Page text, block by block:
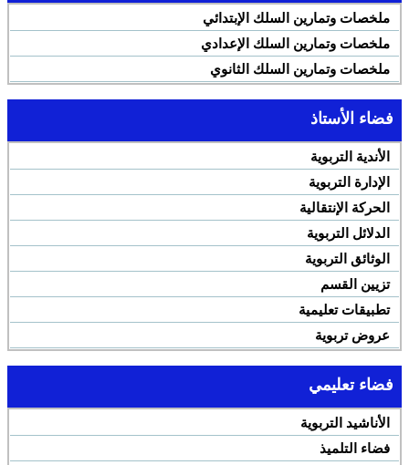
ملخصات وتمارين السلك الإبتدائي
ملخصات وتمارين السلك الإعدادي
ملخصات وتمارين السلك الثانوي
فضاء الأستاذ
الأندية التربوية
الإدارة التربوية
الحركة الإنتقالية
الدلائل التربوية
الوثائق التربوية
تزيين القسم
تطبيقات تعليمية
عروض تربوية
فضاء تعليمي
الأناشيد التربوية
فضاء التلميذ